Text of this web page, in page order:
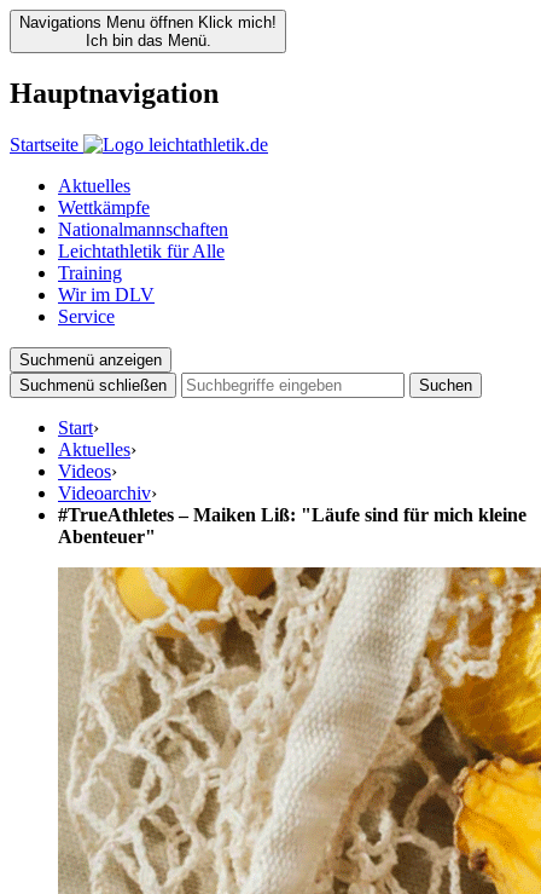
Navigations Menu öffnen Klick mich!
Ich bin das Menü.
Hauptnavigation
Startseite
Aktuelles
Wettkämpfe
Nationalmannschaften
Leichtathletik für Alle
Training
Wir im DLV
Service
Suchmenü anzeigen
Suchmenü schließen
Suchen
Start›
Aktuelles›
Videos›
Videoarchiv›
#TrueAthletes – Maiken Liß: "Läufe sind für mich kleine
Abenteuer"